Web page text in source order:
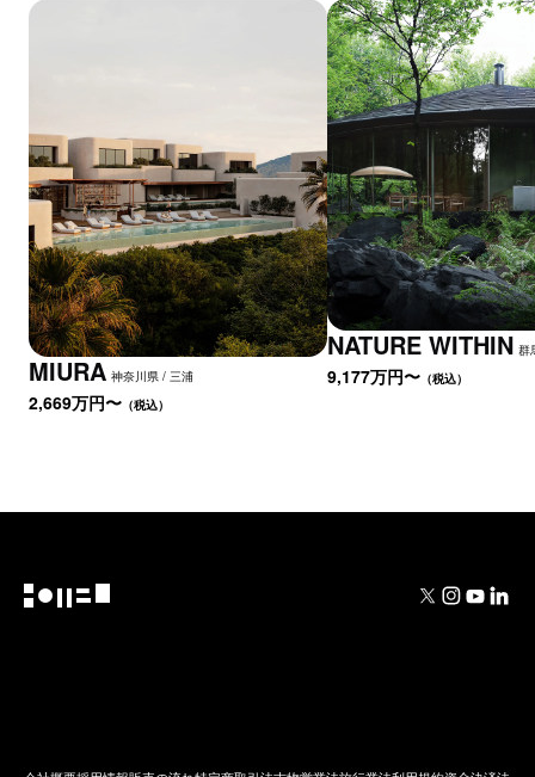
MIURA 神奈川県 / 三浦
2,669万円〜 （税込）
NATURE WITHIN 群
9,177万円〜 （税込）